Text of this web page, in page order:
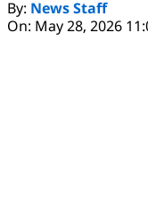
By: News Staff
On: May 28, 2026